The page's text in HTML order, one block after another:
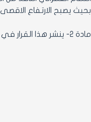
بحيث يصبح الارتفاع الاقصى المسموح به
مادة 2- ينشر هذا القرار في لوحة إعلانات مجلس مدينة حلب ويبلغ من يلزم لتنفيذه